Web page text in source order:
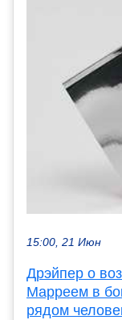
15:00, 21 Июн
Дрэйпер о
Марреем в
рядом